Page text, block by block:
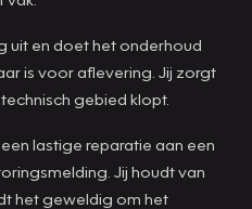
uit en doet het onderhoud
is voor aflevering. Jij zorgt
gebied klopt.
lastige reparatie aan een
Jij houdt van
het geweldig om het